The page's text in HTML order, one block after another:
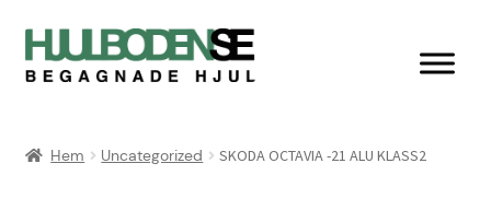
Hoppa
till
Hoppa
till
HemHem Uncategorized SKODA OCTAVIA -21 ALU KLASS2